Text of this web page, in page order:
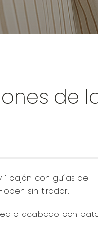
de
1 cajón con guías de
sin tirador.
o acabado con